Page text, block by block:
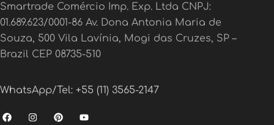
Smartrade Comércio Imp. Exp. Ltda CNPJ:
01.689.623/0001-86 Av. Dona Antonia Maria de
Souza, 500 Vila Lavínia, Mogi das Cruzes, SP –
Brazil CEP 08735-510
WhatsApp/Tel: +55 (11) 3565-2147
F I P Y